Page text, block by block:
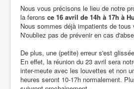
Nous vous précisons le lieu de notre
la ferons ce 16 avril de 14h à 17h à
Nous sommes déjà impatients de tous
N'oubliez pas de prévenir en cas
De plus, une (petite) erreur s'est
En effet, la réunion du 23 avril sera
inter-meute avec les louvettes et non
heures seront 10-17h normalement.